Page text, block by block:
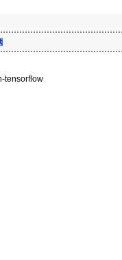
tensorflow